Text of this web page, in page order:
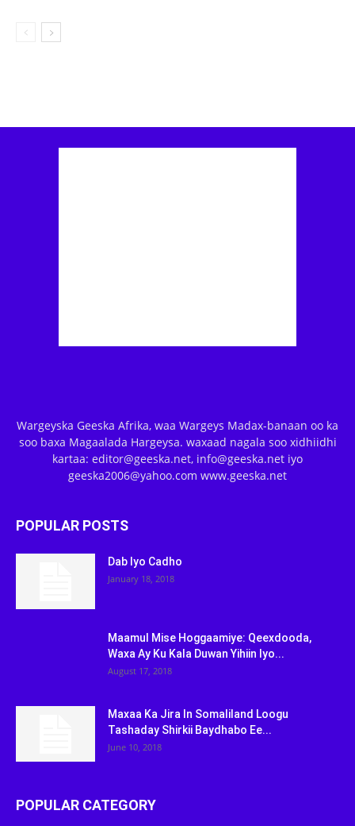
Wargeyska Geeska Afrika, waa Wargeys Madax-banaan oo ka
soo baxa Magaalada Hargeysa. waxaad nagala soo xidhiidhi
kartaa: editor@geeska.net, info@geeska.net iyo
geeska2006@yahoo.com www.geeska.net
POPULAR POSTS
Dab Iyo Cadho
January 18, 2018
Maamul Mise Hoggaamiye: Qeexdooda,
Waxa Ay Ku Kala Duwan Yihiin Iyo...
August 17, 2018
Maxaa Ka Jira In Somaliland Loogu
Tashaday Shirkii Baydhabo Ee...
June 10, 2018
POPULAR CATEGORY